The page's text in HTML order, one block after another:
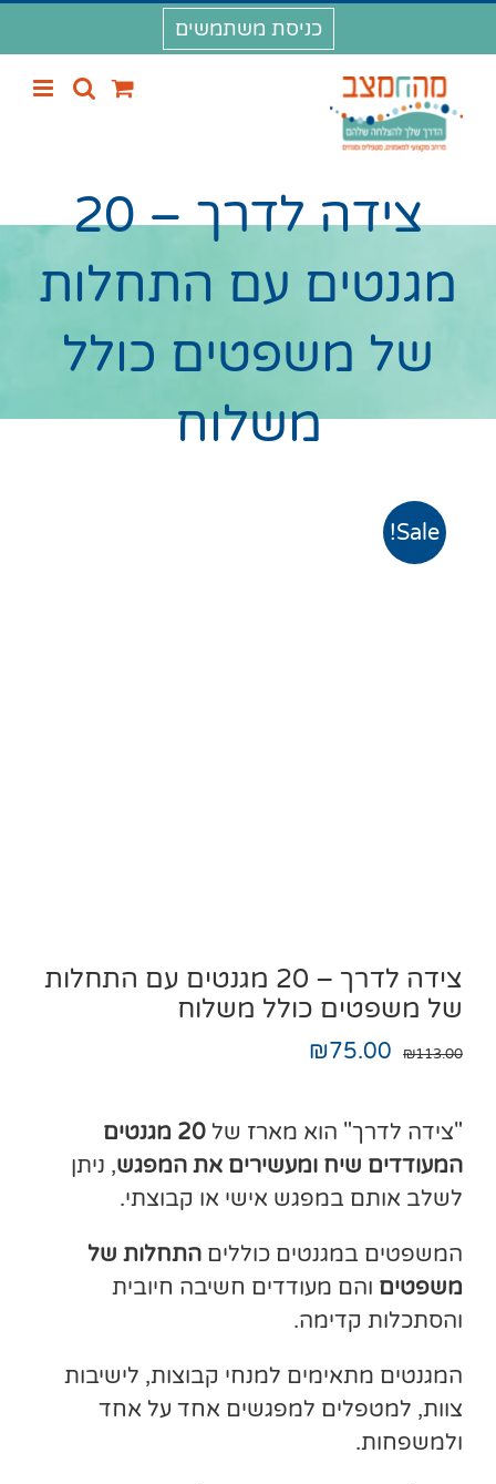
לתוכן
כניסת משתמשים
צידה לדרך – 20
מגנטים עם התחלות
של משפטים כולל
משלוח
Sale!
צידה לדרך – 20 מגנטים עם התחלות
של משפטים כולל משלוח
₪113.00
₪75.00
"צידה לדרך" הוא מארז של
20 מגנטים
המעודדים שיח ומעשירים את המפגש, ניתן
לשלב אותם במפגש אישי או קבוצתי.
המשפטים במגנטים כוללים התחלות של
משפטים והם מעודדים חשיבה חיובית
והסתכלות קדימה.
המגנטים מתאימים למנחי קבוצות, לישיבות
צוות, למטפלים למפגשים אחד על אחד
ולמשפחות.